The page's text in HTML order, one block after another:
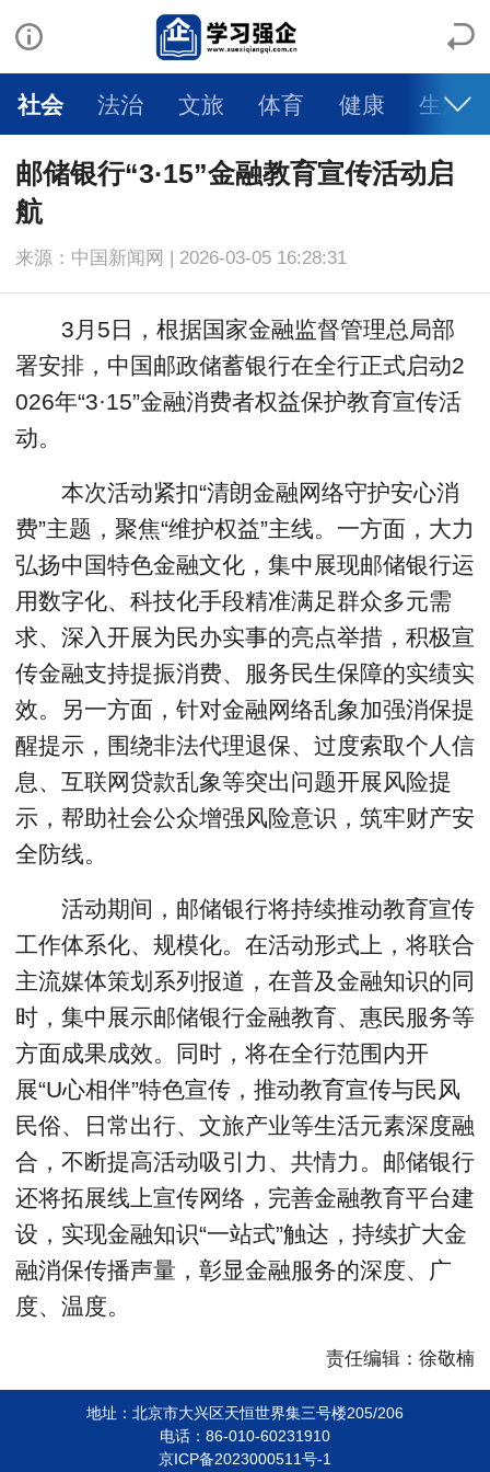
社会 法治 文旅 体育 健康 生活
邮储银行“3·15”金融教育宣传活动启
航
来源：中国新闻网 | 2026-03-05 16:28:31
3月5日，根据国家金融监督管理总局部
署安排，中国邮政储蓄银行在全行正式启动2
026年“3·15”金融消费者权益保护教育宣传活
动。
本次活动紧扣“清朗金融网络守护安心消
费”主题，聚焦“维护权益”主线。一方面，大力
弘扬中国特色金融文化，集中展现邮储银行运
用数字化、科技化手段精准满足群众多元需
求、深入开展为民办实事的亮点举措，积极宣
传金融支持提振消费、服务民生保障的实绩实
效。另一方面，针对金融网络乱象加强消保提
醒提示，围绕非法代理退保、过度索取个人信
息、互联网贷款乱象等突出问题开展风险提
示，帮助社会公众增强风险意识，筑牢财产安
全防线。
活动期间，邮储银行将持续推动教育宣传
工作体系化、规模化。在活动形式上，将联合
主流媒体策划系列报道，在普及金融知识的同
时，集中展示邮储银行金融教育、惠民服务等
方面成果成效。同时，将在全行范围内开
展“U心相伴”特色宣传，推动教育宣传与民风
民俗、日常出行、文旅产业等生活元素深度融
合，不断提高活动吸引力、共情力。邮储银行
还将拓展线上宣传网络，完善金融教育平台建
设，实现金融知识“一站式”触达，持续扩大金
融消保传播声量，彰显金融服务的深度、广
度、温度。
责任编辑：徐敬楠
地址：北京市大兴区天恒世界集三号楼205/206
电话：86-010-60231910
京ICP备2023000511号-1